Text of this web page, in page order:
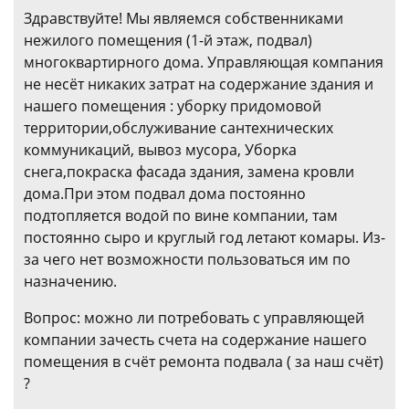
Здравствуйте! Мы являемся собственниками
нежилого помещения (1-й этаж, подвал)
многоквартирного дома. Управляющая компания
не несёт никаких затрат на содержание здания и
нашего помещения : уборку придомовой
территории,обслуживание сантехнических
коммуникаций, вывоз мусора, Уборка
снега,покраска фасада здания, замена кровли
дома.При этом подвал дома постоянно
подтопляется водой по вине компании, там
постоянно сыро и круглый год летают комары. Из-
за чего нет возможности пользоваться им по
назначению.
Вопрос: можно ли потребовать с управляющей
компании зачесть счета на содержание нашего
помещения в счёт ремонта подвала ( за наш счёт)
?